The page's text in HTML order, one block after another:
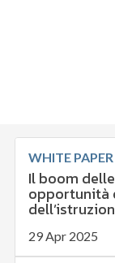
WHITE PAPER
Il boom
opportunità
29 Apr 2025